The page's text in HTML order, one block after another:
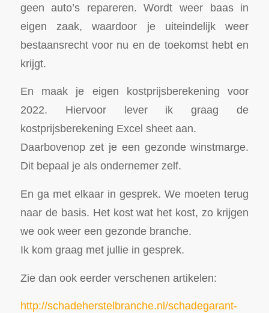
geen auto’s repareren. Wordt weer baas in
eigen zaak, waardoor je uiteindelijk weer
bestaansrecht voor nu en de toekomst hebt en
krijgt.
En maak je eigen kostprijsberekening voor
2022. Hiervoor lever ik graag de
kostprijsberekening Excel sheet aan.
Daarbovenop zet je een gezonde winstmarge.
Dit bepaal je als ondernemer zelf.
En ga met elkaar in gesprek. We moeten terug
naar de basis. Het kost wat het kost, zo krijgen
we ook weer een gezonde branche.
Ik kom graag met jullie in gesprek.
Zie dan ook eerder verschenen artikelen:
http://schadeherstelbranche.nl/schadegarant-